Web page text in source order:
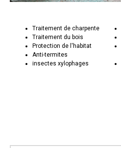
Traitement de charpente
Traitement du bois
Protection de l'habitat
Anti-termites
insectes xylophages